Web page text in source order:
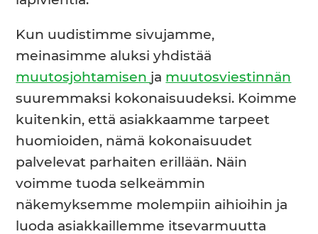
Kun uudistimme sivujamme,
meinasimme aluksi yhdistää
muutosjohtamisen ja muutosviestinnän
suuremmaksi kokonaisuudeksi. Koimme
kuitenkin, että asiakkaamme tarpeet
huomioiden, nämä kokonaisuudet
palvelevat parhaiten erillään. Näin
voimme tuoda selkeämmin
näkemyksemme molempiin aihioihin ja
luoda asiakkaillemme itsevarmuutta